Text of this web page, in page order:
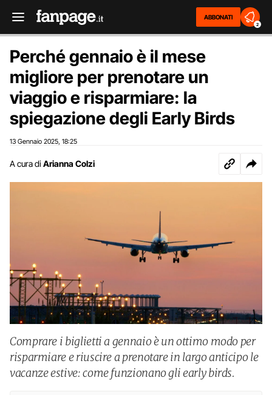
ABBONATI
2
Perché gennaio è il mese
migliore per prenotare un
viaggio e risparmiare: la
spiegazione degli Early Birds
13 Gennaio 2025 18:25
A cura di Arianna Colzi
Comprare i biglietti a gennaio è un ottimo modo per
risparmiare e riuscire a prenotare in largo anticipo le
vacanze estive: come funzionano gli early birds.